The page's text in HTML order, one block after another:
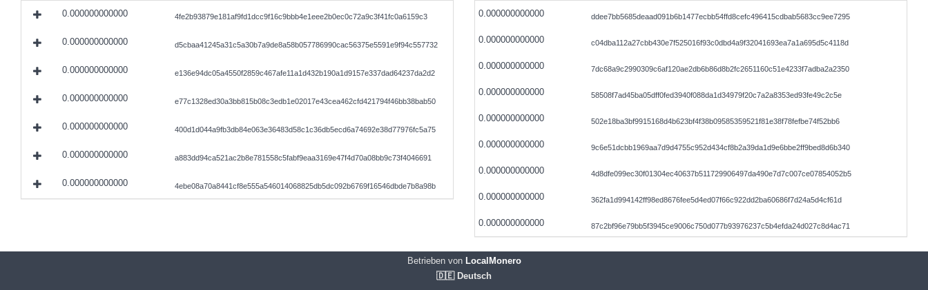
0.000000000000 4fe2b93879e181af9fd1dcc9f16c9bbb4e1eee2b0ec0c72a9c3f41fc0a6159c3
0.000000000000 d5cbaa41245a31c5a30b7a9de8a58b057786990cac56375e5591e9f94c557732
0.000000000000 e136e94dc05a4550f2859c467afe11a1d432b190a1d9157e337dad64237da2d2
0.000000000000 e77c1328ed30a3bb815b08c3edb1e02017e43cea462cfd421794f46bb38bab50
0.000000000000 400d1d044a9fb3db84e063e36483d58c1c36db5ecd6a74692e38d77976fc5a75
0.000000000000 a883dd94ca521ac2b8e781558c5fabf9eaa3169e47f4d70a08bb9c73f4046691
0.000000000000 4ebe08a70a8441cf8e555a546014068825db5dc092b6769f16546dbde7b8a98b
0.000000000000 ddee7bb5685deaad091b6b1477ecbb54ffd8cefc496415cdbab5683cc9ee7295
0.000000000000 c04dba112a27cbb430e7f525016f93c0dbd4a9f32041693ea7a1a695d5c4118d
0.000000000000 7dc68a9c2990309c6af120ae2db6b86d8b2fc2651160c51e4233f7adba2a2350
0.000000000000 58508f7ad45ba05dff0fed3940f088da1d34979f20c7a2a8353ed93fe49c2c5e
0.000000000000 502e18ba3bf9915168d4b623bf4f38b09585359521f81e38f78fefbe74f52bb6
0.000000000000 9c6e51dcbb1969aa7d9d4755c952d434cf8b2a39da1d9e6bbe2ff9bed8d6b340
0.000000000000 4d8dfe099ec30f01304ec40637b511729906497da490e7d7c007ce07854052b5
0.000000000000 362fa1d994142ff98ed8676fee5d4ed07f66c922dd2ba60686f7d24a5d4cf61d
0.000000000000 87c2bf96e79bb5f3945ce9006c750d077b93976237c5b4efda24d027c8d4ac71
Betrieben vonLocalMonero
🇩🇪 Deutsch